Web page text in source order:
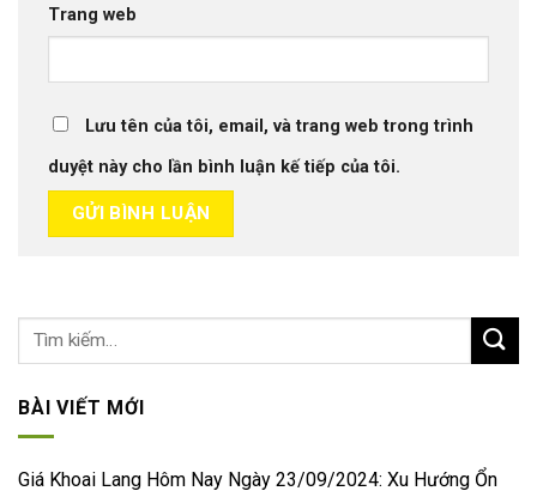
Trang web
Lưu tên của tôi, email, và trang web trong trình
duyệt này cho lần bình luận kế tiếp của tôi.
BÀI VIẾT MỚI
Giá Khoai Lang Hôm Nay Ngày 23/09/2024: Xu Hướng Ổn